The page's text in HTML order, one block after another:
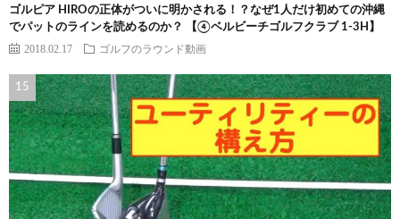
ゴルピア HIROの正体がついに明かされる！？なぜ1人だけ初めての沖縄
でパットのラインを読めるのか？ 【④ベルビーチゴルフクラブ 1-3H】
2018.02.17 ゴルフのラウンド動画